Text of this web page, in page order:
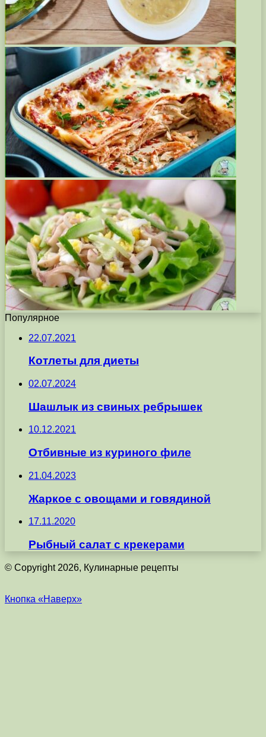
Популярное
22.07.2021
Котлеты для диеты
02.07.2024
Шашлык из свиных ребрышек
10.12.2021
Отбивные из куриного филе
21.04.2023
Жаркое с овощами и говядиной
17.11.2020
Рыбный салат с крекерами
© Copyright 2026, Кулинарные рецепты
Кнопка «Наверх»